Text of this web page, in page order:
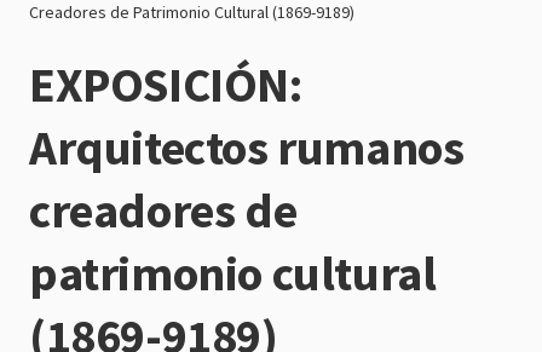
de
navegación
Creadores de Patrimonio Cultural (1869-9189)
EXPOSICIÓN:
Arquitectos rumanos
creadores de
patrimonio cultural
(1869-9189)